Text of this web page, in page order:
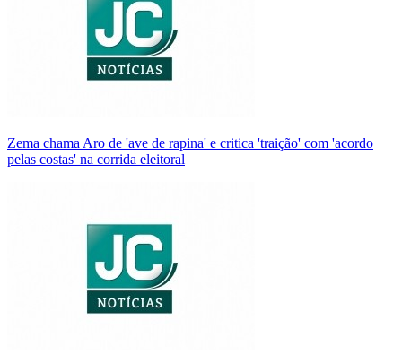
Zema chama Aro de 'ave de rapina' e critica 'traição' com 'acordo
pelas costas' na corrida eleitoral